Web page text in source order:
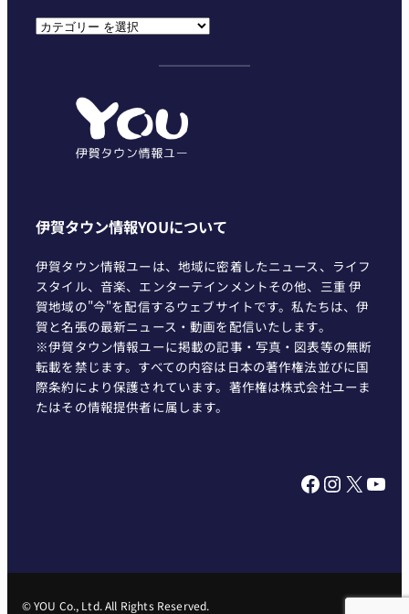
カ
伊賀タウン情報YOUについて
伊賀タウン情報ユーは、地域に密着したニュース、ライフ
スタイル、音楽、エンターテインメントその他、三重 伊
賀地域の"今"を配信するウェブサイトです。私たちは、伊
賀と名張の最新ニュース・動画を配信いたします。
※伊賀タウン情報ユーに掲載の記事・写真・図表等の無断
転載を禁じます。すべての内容は日本の著作権法並びに国
際条約により保護されています。著作権は株式会社ユーま
たはその情報提供者に属します。
Facebook InstagramX YouTube
© YOU Co., Ltd. All Rights Reserved.